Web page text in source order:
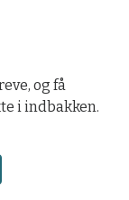
og få
i indbakken.